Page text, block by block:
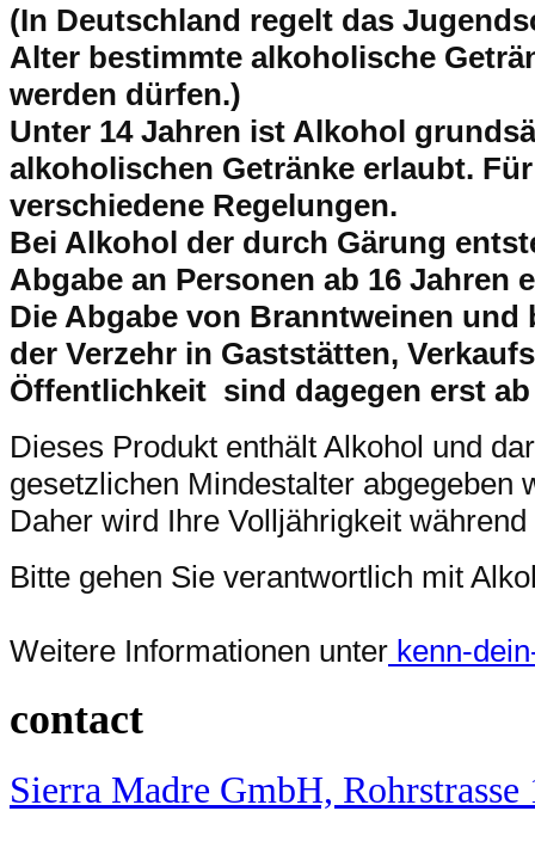
(In Deutschland regelt das
Alter bestimmte alkoholische
werden dürfen.)
Unter 14 Jahren ist Alkohol
alkoholischen Getränke erlaubt.
verschiedene Regelungen.
Bei Alkohol der durch Gärung
Abgabe an Personen ab 16 Jahren
Die Abgabe von Branntweinen
der Verzehr in Gaststätten,
Öffentlichkeit sind dagegen erst
Dieses Produkt enthält Alkohol und
gesetzlichen Mindestalter abgegeben
Daher wird Ihre Volljährigkeit
Bitte gehen Sie verantwortlich mit
Weitere Informationen unter kenn-
contact
Sierra Madre GmbH,